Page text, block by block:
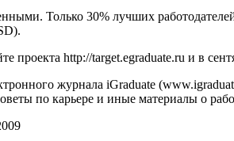
Только 30% лучших
проекта http://target.egraduate.ru и в
журнала iGraduate
по карьере и иные материалы о